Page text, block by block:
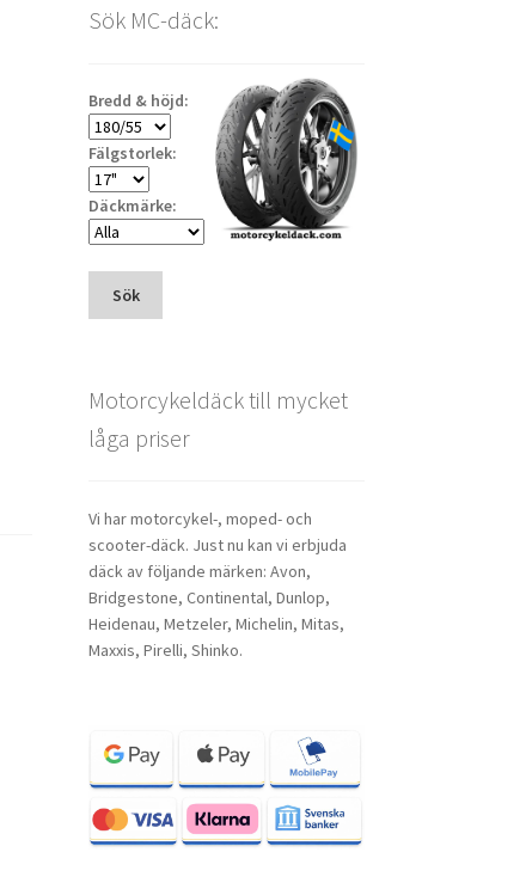
Sök MC-däck:
Bredd & höjd:
Fälgstorlek:
Däckmärke:
Sök
Motorcykeldäck till mycket
låga priser
Vi har motorcykel-, moped- och
scooter-däck. Just nu kan vi erbjuda
däck av följande märken: Avon,
Bridgestone, Continental, Dunlop,
Heidenau, Metzeler, Michelin, Mitas,
Maxxis, Pirelli, Shinko.